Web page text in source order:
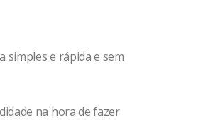
simples e rápida e sem
na hora de fazer